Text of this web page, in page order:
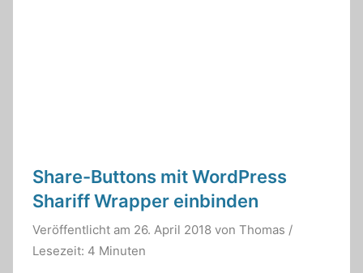
Share-Buttons mit WordPress
Shariff Wrapper einbinden
Veröffentlicht am 26. April 2018 von Thomas /
Lesezeit: 4 Minuten